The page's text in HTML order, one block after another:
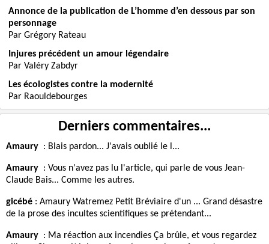
Annonce de la publication de L’homme d’en dessous par son
personnage
Par Grégory Rateau
Injures précédent un amour légendaire
Par Valéry Zabdyr
Les écologistes contre la modernité
Par Raouldebourges
Derniers commentaires...
Amaury : Blais pardon... J'avais oublié le l...
Amaury : Vous n'avez pas lu l'article, qui parle de vous Jean-
Claude Bais... Comme les autres.
gicébé: Amaury Watremez Petit Bréviaire d'un ... Grand désastre
de la prose des incultes scientifiques se prétendant...
Amaury : Ma réaction aux incendies Ça brûle, et vous regardez